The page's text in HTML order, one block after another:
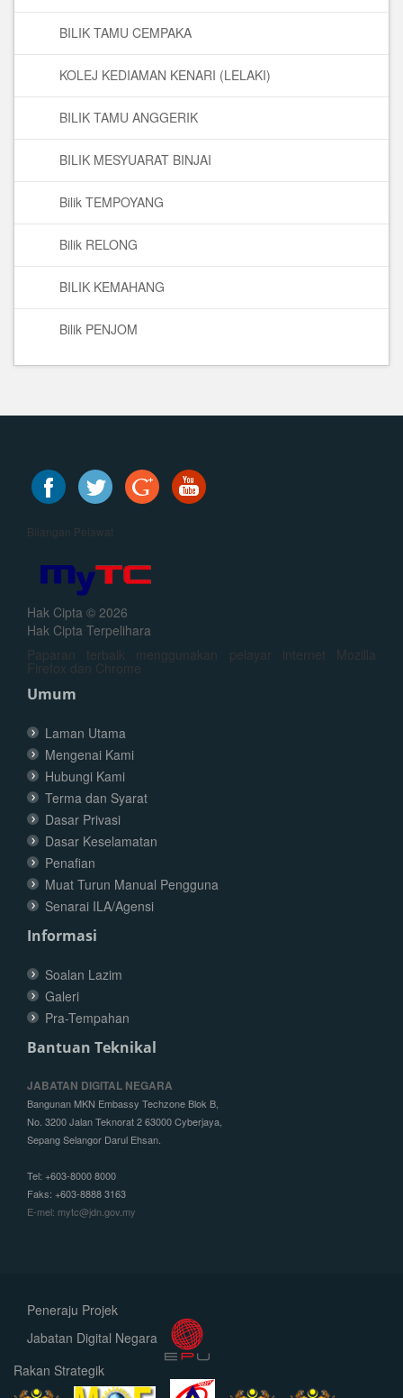
BILIK TAMU CEMPAKA
KOLEJ KEDIAMAN KENARI (LELAKI)
BILIK TAMU ANGGERIK
BILIK MESYUARAT BINJAI
Bilik TEMPOYANG
Bilik RELONG
BILIK KEMAHANG
Bilik PENJOM
Bilangan Pelawat
Hak Cipta © 2026
Hak Cipta Terpelihara
Paparan terbaik menggunakan pelayar internet Mozilla
Firefox dan Chrome
Umum
Laman Utama
Mengenai Kami
Hubungi Kami
Terma dan Syarat
Dasar Privasi
Dasar Keselamatan
Penafian
Muat Turun Manual Pengguna
Senarai ILA/Agensi
Informasi
Soalan Lazim
Galeri
Pra-Tempahan
Bantuan Teknikal
JABATAN DIGITAL NEGARA
Bangunan MKN Embassy Techzone Blok B,
No. 3200 Jalan Teknorat 2 63000 Cyberjaya,
Sepang Selangor Darul Ehsan.
Tel: +603-8000 8000
Faks: +603-8888 3163
E-mel: mytc@jdn.gov.my
Peneraju Projek
Jabatan Digital Negara
Rakan Strategik